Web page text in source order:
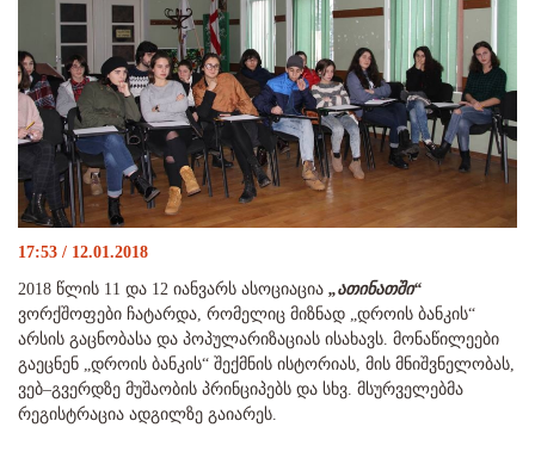
17:53 / 12.01.2018
2018 წლის 11 და 12 იანვარს ასოციაცია „ათინათში“
ვორქშოფები ჩატარდა, რომელიც მიზნად „დროის ბანკის“
არსის გაცნობასა და პოპულარიზაციას ისახავს. მონაწილეები
გაეცნენ „დროის ბანკის“ შექმნის ისტორიას, მის მნიშვნელობას,
ვებ–გვერდზე მუშაობის პრინციპებს და სხვ. მსურველებმა
რეგისტრაცია ადგილზე გაიარეს.